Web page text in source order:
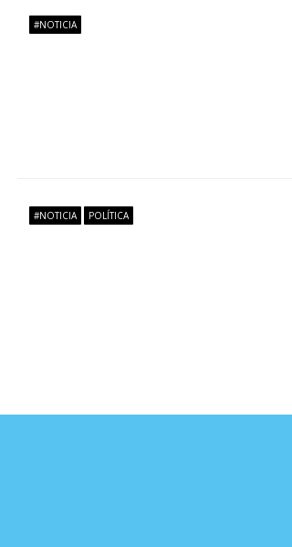
n
n
#NOTICIA
#NOTICIA POLÍTICA